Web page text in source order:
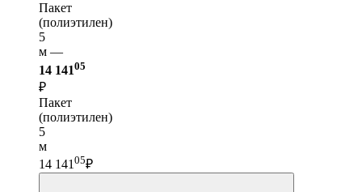
Пакет
(полиэтилен)
5
м —
14 14105
₽
Пакет
(полиэтилен)
5
м
14 141 05₽